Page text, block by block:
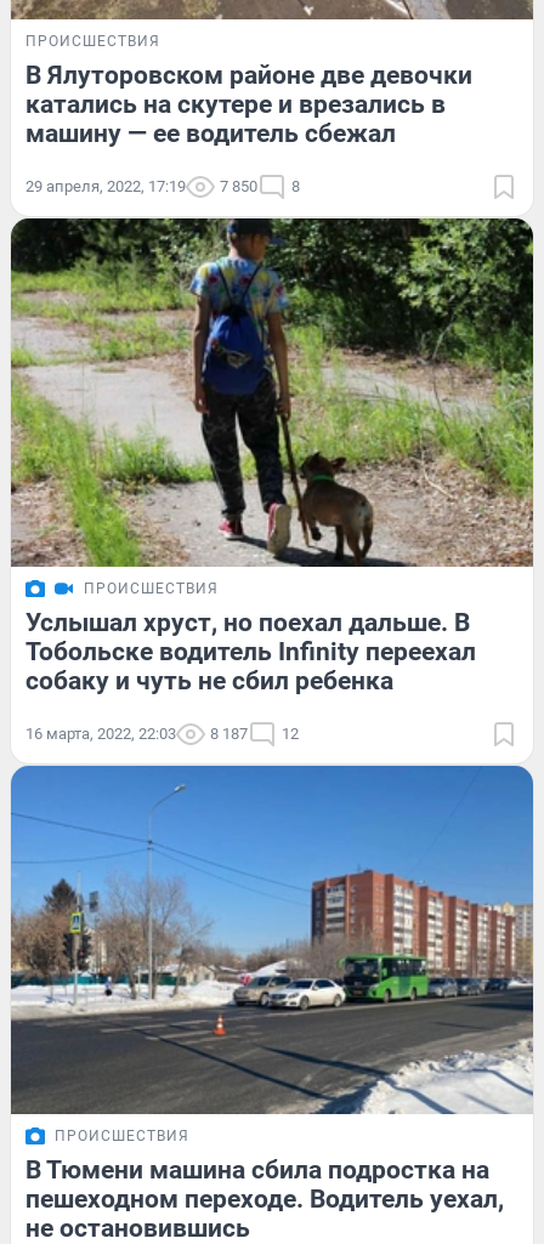
ПРОИСШЕСТВИЯ
В Ялуторовском районе две девочки
катались на скутере и врезались в
машину — ее водитель сбежал
29 апреля, 2022, 17:19 7 850 8
ПРОИСШЕСТВИЯ
Услышал хруст, но поехал дальше. В
Тобольске водитель Infinity переехал
собаку и чуть не сбил ребенка
16 марта, 2022, 22:03 8 187 12
ПРОИСШЕСТВИЯ
В Тюмени машина сбила подростка на
пешеходном переходе. Водитель уехал,
не остановившись